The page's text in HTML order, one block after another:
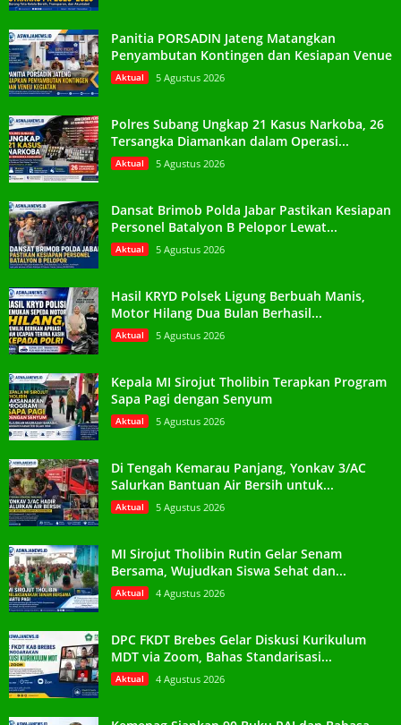
Panitia PORSADIN Jateng Matangkan
Penyambutan Kontingen dan Kesiapan Venue
Aktual 5 Agustus 2026
Polres Subang Ungkap 21 Kasus Narkoba, 26
Tersangka Diamankan dalam Operasi...
Aktual 5 Agustus 2026
Dansat Brimob Polda Jabar Pastikan Kesiapan
Personel Batalyon B Pelopor Lewat...
Aktual 5 Agustus 2026
Hasil KRYD Polsek Ligung Berbuah Manis,
Motor Hilang Dua Bulan Berhasil...
Aktual 5 Agustus 2026
Kepala MI Sirojut Tholibin Terapkan Program
Sapa Pagi dengan Senyum
Aktual 5 Agustus 2026
Di Tengah Kemarau Panjang, Yonkav 3/AC
Salurkan Bantuan Air Bersih untuk...
Aktual 5 Agustus 2026
MI Sirojut Tholibin Rutin Gelar Senam
Bersama, Wujudkan Siswa Sehat dan...
Aktual 4 Agustus 2026
DPC FKDT Brebes Gelar Diskusi Kurikulum
MDT via Zoom, Bahas Standarisasi...
Aktual 4 Agustus 2026